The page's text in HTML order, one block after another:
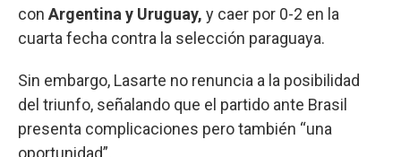
con Argentina y Uruguay, y caer por 0-2 en la
cuarta fecha contra la selección paraguaya.
Sin embargo, Lasarte no renuncia a la posibilidad
del triunfo, señalando que el partido ante Brasil
presenta complicaciones pero también “una
oportunidad”.